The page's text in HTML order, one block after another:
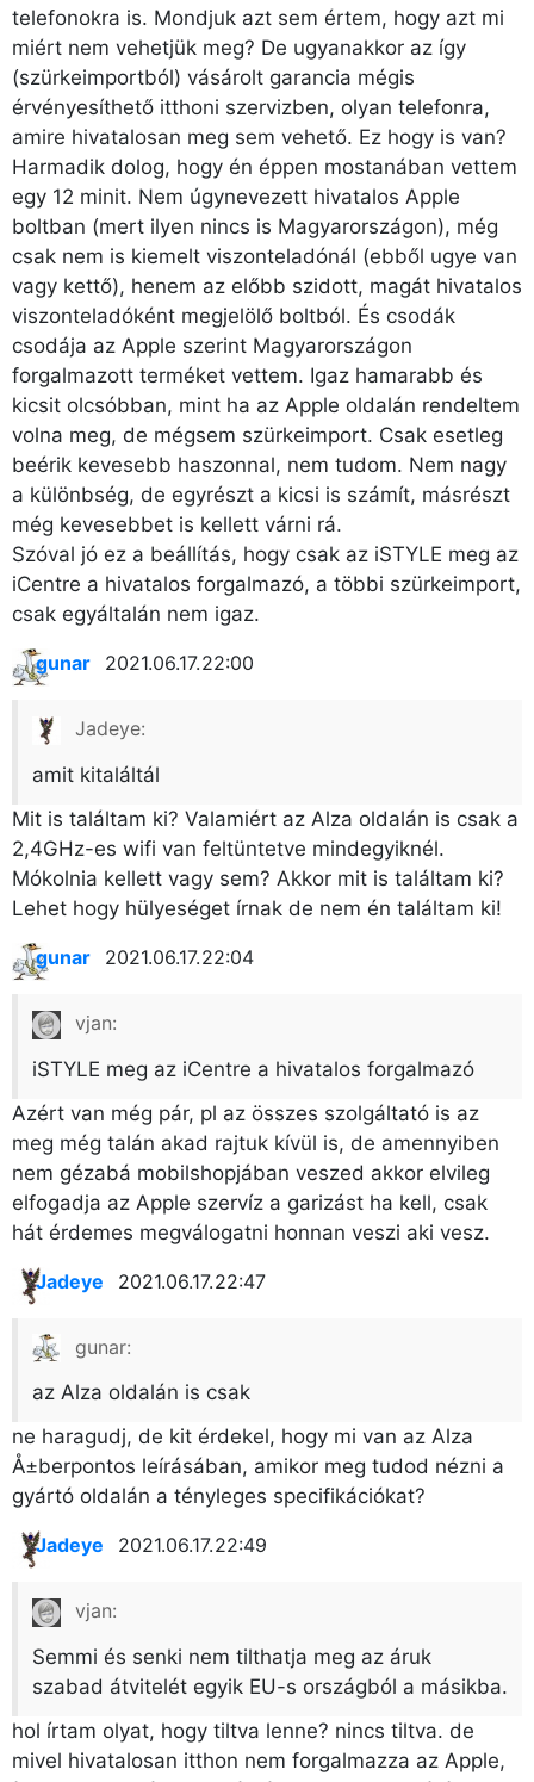
telefonokra is. Mondjuk azt sem értem, hogy azt mi
miért nem vehetjük meg? De ugyanakkor az így
(szürkeimportból) vásárolt garancia mégis
érvényesíthető itthoni szervizben, olyan telefonra,
amire hivatalosan meg sem vehető. Ez hogy is van?
Harmadik dolog, hogy én éppen mostanában vettem
egy 12 minit. Nem úgynevezett hivatalos Apple
boltban (mert ilyen nincs is Magyarországon), még
csak nem is kiemelt viszonteladónál (ebből ugye van
vagy kettő), henem az előbb szidott, magát hivatalos
viszonteladóként megjelölő boltból. És csodák
csodája az Apple szerint Magyarországon
forgalmazott terméket vettem. Igaz hamarabb és
kicsit olcsóbban, mint ha az Apple oldalán rendeltem
volna meg, de mégsem szürkeimport. Csak esetleg
beérik kevesebb haszonnal, nem tudom. Nem nagy
a különbség, de egyrészt a kicsi is számít, másrészt
még kevesebbet is kellett várni rá.
Szóval jó ez a beállítás, hogy csak az iSTYLE meg az
iCentre a hivatalos forgalmazó, a többi szürkeimport,
csak egyáltalán nem igaz.
gunar 2021.06.17. 22:00
Jadeye:
amit kitaláltál
Mit is találtam ki? Valamiért az Alza oldalán is csak a
2,4GHz-es wifi van feltüntetve mindegyiknél.
Mókolnia kellett vagy sem? Akkor mit is találtam ki?
Lehet hogy hülyeséget írnak de nem én találtam ki!
gunar 2021.06.17. 22:04
vjan:
iSTYLE meg az iCentre a hivatalos forgalmazó
Azért van még pár, pl az összes szolgáltató is az
meg még talán akad rajtuk kívül is, de amennyiben
nem gézabá mobilshopjában veszed akkor elvileg
elfogadja az Apple szervíz a garizást ha kell, csak
hát érdemes megválogatni honnan veszi aki vesz.
Jadeye 2021.06.17. 22:47
gunar:
az Alza oldalán is csak
ne haragudj, de kit érdekel, hogy mi van az Alza
Å±berpontos leírásában, amikor meg tudod nézni a
gyártó oldalán a tényleges specifikációkat?
Jadeye 2021.06.17. 22:49
vjan:
Semmi és senki nem tilthatja meg az áruk
szabad átvitelét egyik EU-s országból a másikba.
hol írtam olyat, hogy tiltva lenne? nincs tiltva. de
mivel hivatalosan itthon nem forgalmazza az Apple,
Főoldal
Közösség
GYIK
Használt Apple
Apple szerviz